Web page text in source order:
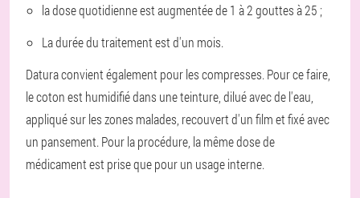
la dose quotidienne est augmentée de 1 à 2 gouttes à 25 ;
La durée du traitement est d'un mois.
Datura convient également pour les compresses. Pour ce faire,
le coton est humidifié dans une teinture, dilué avec de l'eau,
appliqué sur les zones malades, recouvert d'un film et fixé avec
un pansement. Pour la procédure, la même dose de
médicament est prise que pour un usage interne.